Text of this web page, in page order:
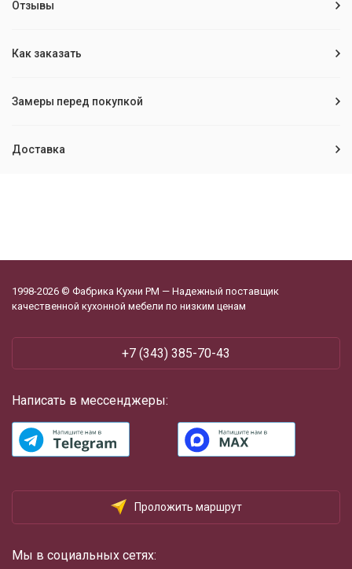
Отзывы
Как заказать
Замеры перед покупкой
Доставка
1998-2026 © Фабрика Кухни РМ — Надежный поставщик
качественной кухонной мебели по низким ценам
+7 (343) 385-70-43
Написать в мессенджеры:
Проложить маршрут
Мы в социальных сетях: